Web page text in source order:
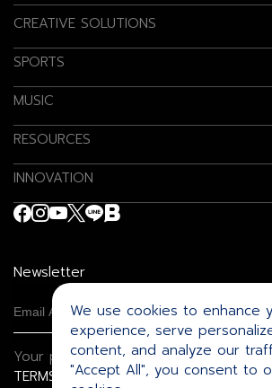
We use cookies to enhance
experience, serve
content, and analyze our
"Accept All", you consent to
CREATIVE SOLUTIONS
SPORTS
MUSIC
RESOURCES
INNOVATION
Newsletter
Your privacy is important to us.
TERMS
PRIVACY POLICYCOOKIES